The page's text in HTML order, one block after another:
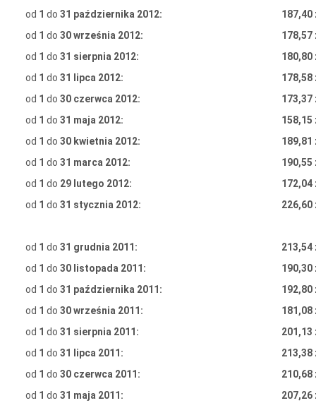
od 1 do 31 października 2012:
187,40
od 1 do 30 września 2012:
178,57
od 1 do 31 sierpnia 2012:
180,80
od 1 do 31 lipca 2012:
178,58
od 1 do 30 czerwca 2012:
173,37
od 1 do 31 maja 2012:
158,15
od 1 do 30 kwietnia 2012:
189,81
od 1 do 31 marca 2012:
190,55
od 1 do 29 lutego 2012:
172,04
od 1 do 31 stycznia 2012: 226,60
od 1 do 31 grudnia 2011:
213,54
od 1 do 30 listopada 2011:
190,30
od 1 do 31 października 2011:
192,80
od 1 do 30 września 2011:
181,08
od 1 do 31 sierpnia 2011:
201,13
od 1 do 31 lipca 2011:
213,38
od 1 do 30 czerwca 2011:
210,68
od 1 do 31 maja 2011:
207,26